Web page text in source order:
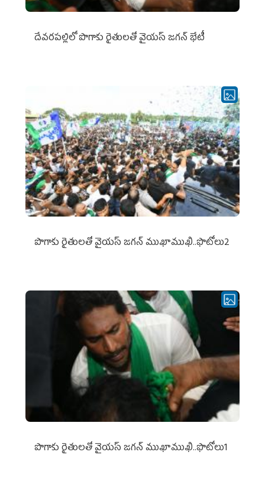
దేవరపల్లిలో పొగాకు రైతులతో వైయస్ జగన్ భేటీ
పొగాకు రైతుల‌తో వైయ‌స్ జ‌గ‌న్ ముఖాముఖి..ఫొటోలు2
పొగాకు రైతుల‌తో వైయ‌స్ జ‌గ‌న్ ముఖాముఖి..ఫొటోలు1